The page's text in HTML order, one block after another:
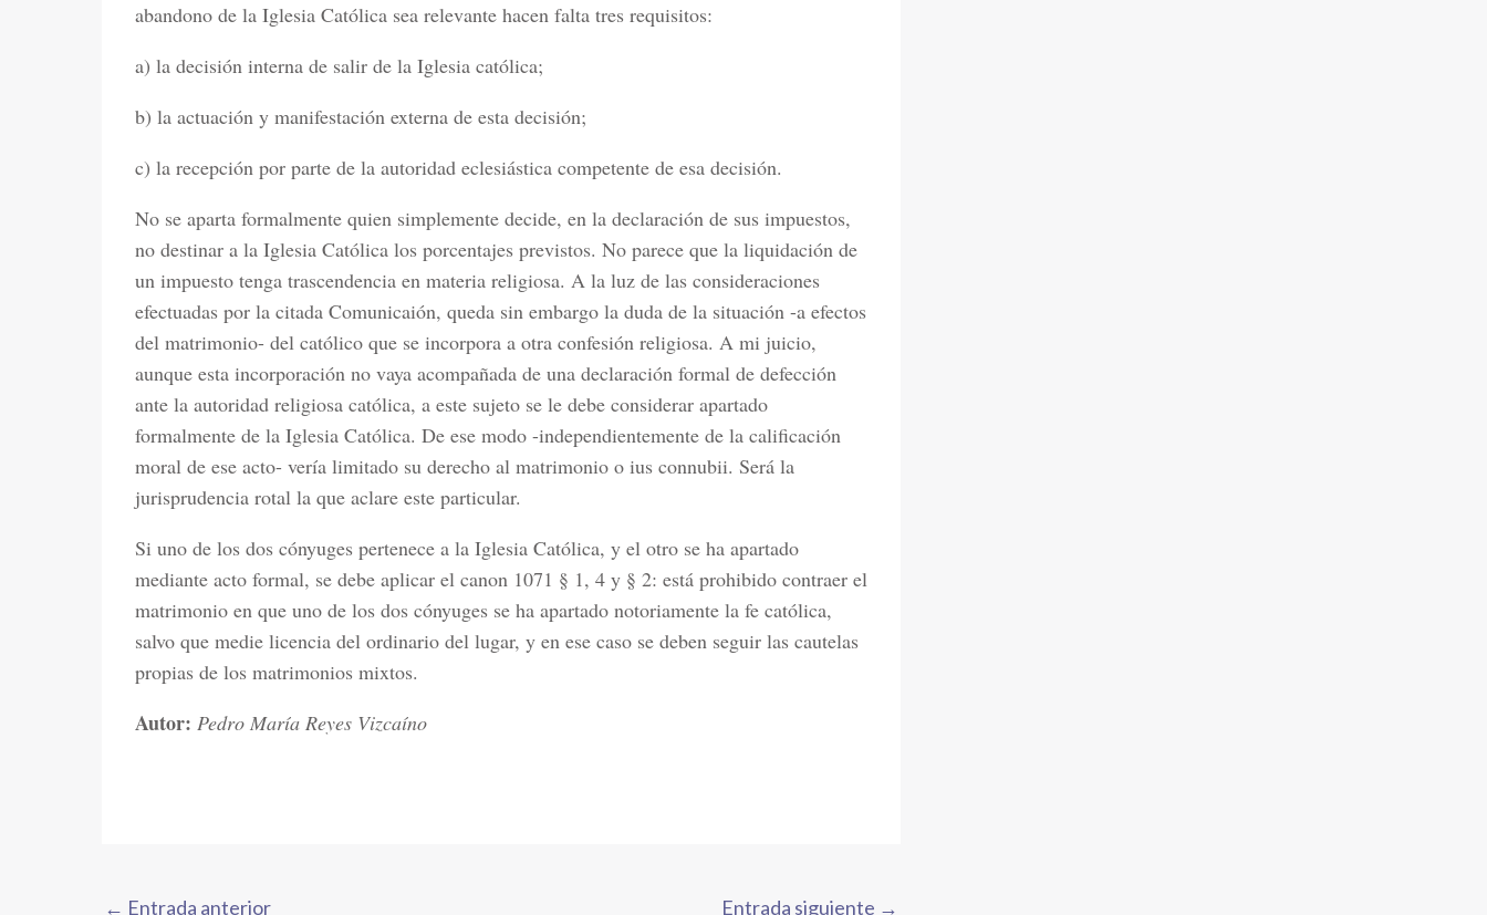
abandono de la Iglesia Católica sea relevante hacen falta tres requisitos:
a) la decisión interna de salir de la Iglesia católica;
b) la actuación y manifestación externa de esta decisión;
c) la recepción por parte de la autoridad eclesiástica competente de esa decisión.
No se aparta formalmente quien simplemente decide, en la declaración de sus impuestos,
no destinar a la Iglesia Católica los porcentajes previstos. No parece que la liquidación de
un impuesto tenga trascendencia en materia religiosa. A la luz de las consideraciones
efectuadas por la citada Comunicaión, queda sin embargo la duda de la situación -a efectos
del matrimonio- del católico que se incorpora a otra confesión religiosa. A mi juicio,
aunque esta incorporación no vaya acompañada de una declaración formal de defección
ante la autoridad religiosa católica, a este sujeto se le debe considerar apartado
formalmente de la Iglesia Católica. De ese modo -independientemente de la calificación
moral de ese acto- vería limitado su derecho al matrimonio o ius connubii. Será la
jurisprudencia rotal la que aclare este particular.
Si uno de los dos cónyuges pertenece a la Iglesia Católica, y el otro se ha apartado
mediante acto formal, se debe aplicar el canon 1071 § 1, 4 y § 2: está prohibido contraer el
matrimonio en que uno de los dos cónyuges se ha apartado notoriamente la fe católica,
salvo que medie licencia del ordinario del lugar, y en ese caso se deben seguir las cautelas
propias de los matrimonios mixtos.
Autor: Pedro María Reyes Vizcaíno
← Entrada anterior Entrada siguiente →